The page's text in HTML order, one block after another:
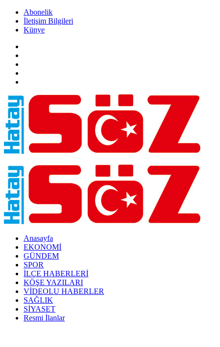
Abonelik
İletişim Bilgileri
Künye
Anasayfa
EKONOMİ
GÜNDEM
SPOR
İLÇE HABERLERİ
KÖŞE YAZILARI
VİDEOLU HABERLER
SAĞLIK
SİYASET
Resmi İlanlar